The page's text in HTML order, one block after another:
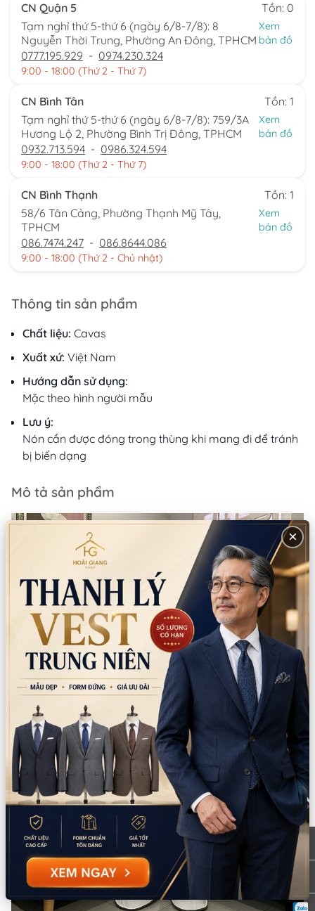
CN Quận 5
Tồn: 0
Tạm nghỉ thứ 5-thứ 6 (ngày 6/8-7/8): 8
Nguyễn Thời Trung, Phường An Đông, TPHCM
Xem
bản đồ
0777.195.929 - 0974.230.324
9:00 - 18:00 (Thứ 2 - Thứ 7)
CN Bình Tân
Tồn: 1
Tạm nghỉ thứ 5-thứ 6 (ngày 6/8-7/8): 759/3A
Hương Lộ 2, Phường Bình Trị Đông, TPHCM
Xem
bản đồ
0932.713.594 - 0986.324.594
9:00 - 18:00 (Thứ 2 - Thứ 7)
CN Bình Thạnh
Tồn: 1
58/6 Tân Cảng, Phường Thạnh Mỹ Tây,
TPHCM
Xem
bản đồ
086.7474.247 - 086.8644.086
9:00 - 18:00 (Thứ 2 - Chủ nhật)
Thông tin sản phẩm
Chất liệu: Cavas
Xuất xứ: Việt Nam
Hướng dẫn sử dụng:
Mặc theo hình người mẫu
Lưu ý:
Nón cần được đóng trong thùng khi mang đi để tránh
bị biến dạng
Mô tả sản phẩm
×